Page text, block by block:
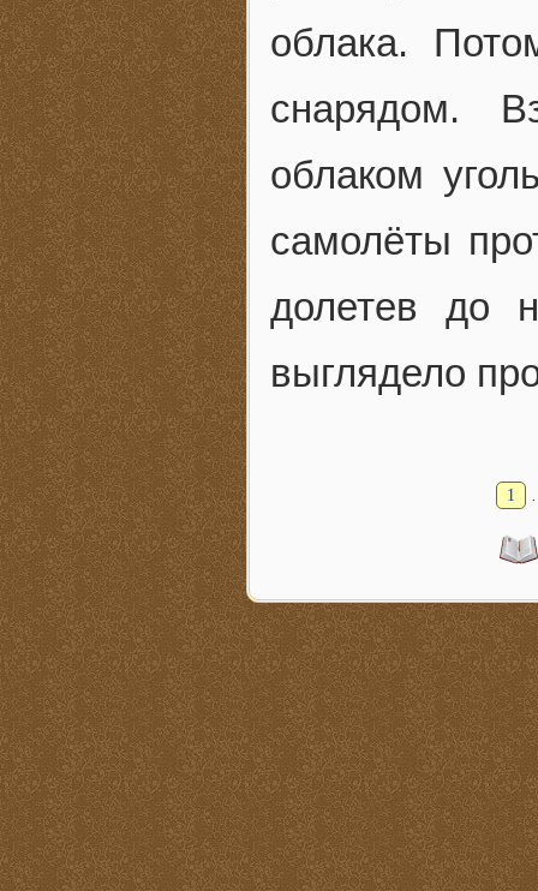
облака.
снарядом.
облаком
самолёты
долетев до
выглядело
1